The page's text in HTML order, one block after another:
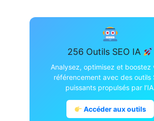
256 Outils SEO IA
Analysez, optimisez et boostez
référencement avec des outils
puissants propulsés par
Accéder aux outils